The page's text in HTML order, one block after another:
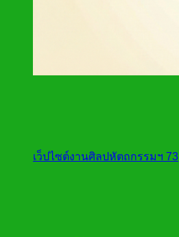
เว็ปไซต์งานศิลปหัตถกรรมฯ 73